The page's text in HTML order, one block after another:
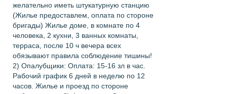
желательно иметь штукатурную станцию
(Жилье предоставлем, оплата по стороне
бригады) Жилье доме, в комнате по 4
человека, 2 кухни, 3 ванных комнаты,
терраса, после 10 ч вечера всех
обязывают правила соблюдение тишины!
2) Опалубщики: Оплата: 15-16 зл в час.
Рабочий график 6 дней в неделю по 12
часов. Жилье и проезд по стороне